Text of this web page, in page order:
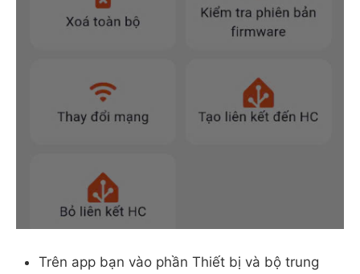
Trên app bạn vào phần Thiết bị và bộ trung